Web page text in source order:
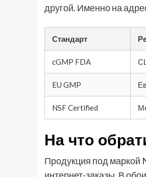
другой. Именно на
Стандарт
cGMP FDA
EU GMP
NSF Certified
На что
Продукция под маркой